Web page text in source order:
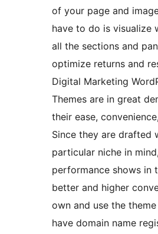
of your page and
have to do is visualize
all the sections and
optimize returns and
Digital Marketing
Themes are in great
their ease,
Since they are drafted
particular niche in
performance shows in
better and higher
own and use the
have domain name